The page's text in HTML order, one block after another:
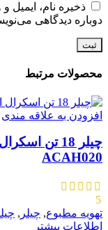
ذخیره نام، ایمیل
دوباره دیدگاهی
محصولات مرتبط
افزودن به علاقه مندی
چیلر 18 تن
ACAH020
5
تهویه مطبوع, چیلر ,
اطلاعات بیشتر